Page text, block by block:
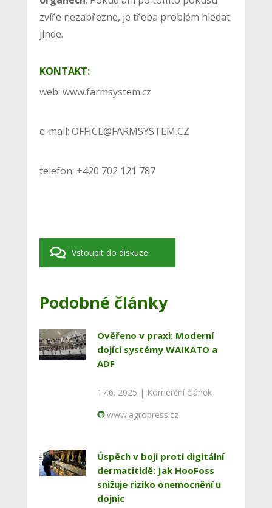
zvíře nezabřezne, je třeba problém hledat
jinde.
KONTAKT:
web: www.farmsystem.cz
e-mail: OFFICE@FARMSYSTEM.CZ
telefon: +420 702 121 787
Vstoupit do diskuze
Podobné články
Ověřeno v praxi: Moderní
dojící systémy WAIKATO a
ADF
17.6. 2025 | Komerční článek
www.agropress.cz
Úspěch v boji proti digitální
dermatitidě: Jak HooFoss
snižuje riziko onemocnění u
dojnic